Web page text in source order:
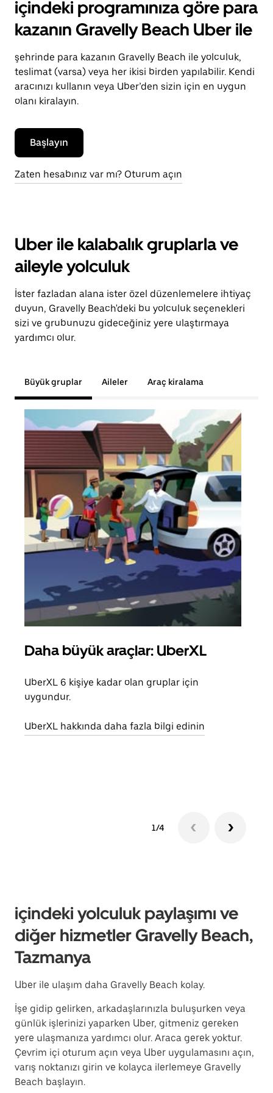
içindeki programınıza göre para
kazanın Gravelly Beach Uber ile
şehrinde para kazanın Gravelly Beach ile yolculuk,
teslimat (varsa) veya her ikisi birden yapılabilir. Kendi
aracınızı kullanın veya Uber’den sizin için en uygun
olanı kiralayın.
Başlayın
Zaten hesabınız var mı? Oturum açın
Uber ile kalabalık gruplarla ve
aileyle yolculuk
İster fazladan alana ister özel düzenlemelere ihtiyaç
duyun, Gravelly Beach'deki bu yolculuk seçenekleri
sizi ve grubunuzu gideceğiniz yere ulaştırmaya
yardımcı olur.
Büyük gruplar Aileler Araç kiralama
Daha büyük araçlar: UberXL
UberXL 6 kişiye kadar olan gruplar için
uygundur.
UberXL hakkında daha fazla bilgi edinin
1/4
içindeki yolculuk paylaşımı ve
diğer hizmetler Gravelly Beach,
Tazmanya
Uber ile ulaşım daha Gravelly Beach kolay.
İşe gidip gelirken, arkadaşlarınızla buluşurken veya
günlük işlerinizi yaparken Uber, gitmeniz gereken
yere ulaşmanıza yardımcı olur. Araca gerek yoktur.
Çevrim içi oturum açın veya Uber uygulamasını açın,
varış noktanızı girin ve kolayca ilerlemeye Gravelly
Beach başlayın.